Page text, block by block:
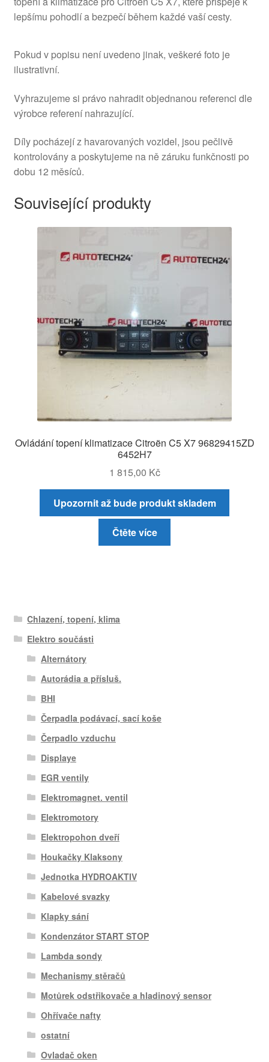
lepšímu pohodlí a bezpečí během každé vaší cesty.
Pokud v popisu není uvedeno jinak, veškeré foto je
ilustrativní.
Vyhrazujeme si právo nahradit objednanou referenci dle
výrobce referení nahrazující.
Díly pocházejí z havarovaných vozidel, jsou pečlivě
kontrolovány a poskytujeme na ně záruku funkčnosti po
dobu 12 měsíců.
Související produkty
Ovládání topení klimatizace Citroën C5 X7 96829415ZD
6452H7
1 815,00 Kč
Upozornit až bude produkt skladem
Čtěte více
Chlazení, topení, klima
Elektro součásti
Alternátory
Autorádia a přísluš.
BHI
Čerpadla podávací, sací koše
Čerpadlo vzduchu
Displaye
EGR ventily
Elektromagnet. ventil
Elektromotory
Elektropohon dveří
Houkačky Klaksony
Jednotka HYDROAKTIV
Kabelové svazky
Klapky sání
Kondenzátor START STOP
Lambda sondy
Mechanismy stěračů
Motůrek odstřikovače a hladinový sensor
Ohřívače nafty
ostatní
Ovladač oken